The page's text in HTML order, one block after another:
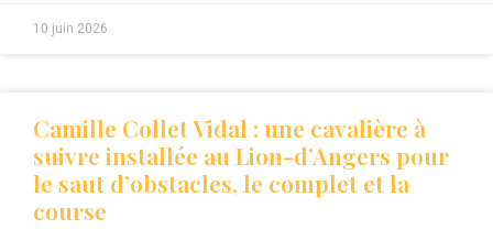
10 juin 2026
Camille Collet Vidal : une cavalière à
suivre installée au Lion-d’Angers pour
le saut d’obstacles, le complet et la
course